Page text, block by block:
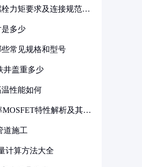
力矩要求及连接规范详
多少
常见规格和型号
井盖重多少
性能如何
MOSFET特性解析及其在
道施工
计算方法大全